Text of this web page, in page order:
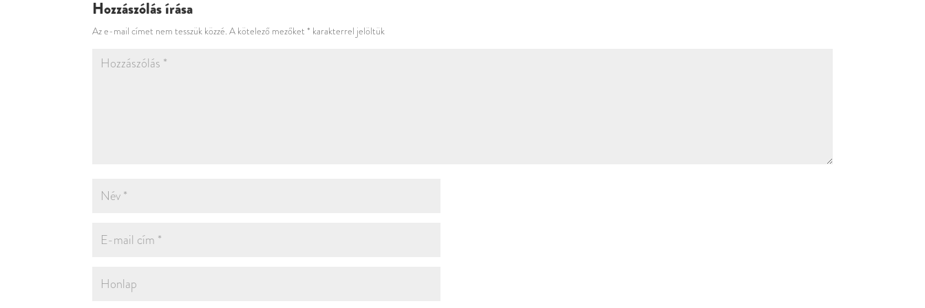
Hozzászólás írása
Az e-mail címet nem tesszük közzé. A kötelező mezőket * karakterrel jelöltük